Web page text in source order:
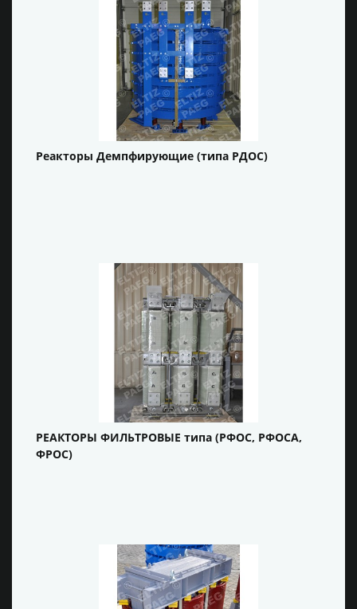
Реакторы Демпфирующие (типа РДОС)
РЕАКТОРЫ ФИЛЬТРОВЫЕ типа (РФОС, РФОСА,
ФРОС)